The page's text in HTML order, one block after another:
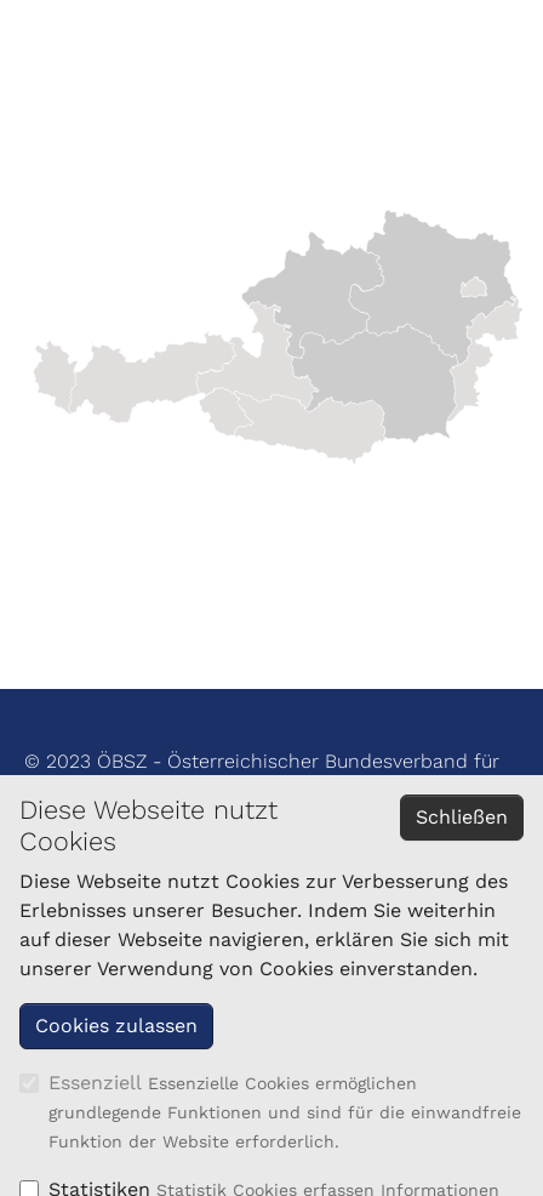
Schließen
Diese Webseite nutzt
Cookies
Diese Webseite nutzt Cookies zur Verbesserung des
Erlebnisses unserer Besucher. Indem Sie weiterhin
auf dieser Webseite navigieren, erklären Sie sich mit
unserer Verwendung von Cookies einverstanden.
Essenziell Essenzielle Cookies ermöglichen
grundlegende Funktionen und sind für die einwandfreie
Funktion der Website erforderlich.
Statistiken Statistik Cookies erfassen Informationen
© 2023 ÖBSZ - Österreichischer Bundesverband für
Impressum
Datenschutzerklärung
KONTAKT
Nö. Landeszuchtverband für Schafe und Ziegen
Linzerstraße 76
3100 St. Pölten
Tel.: 050/259-46900 - 46903
Fax: 050/259-46999
schafzucht@lk-noe.at